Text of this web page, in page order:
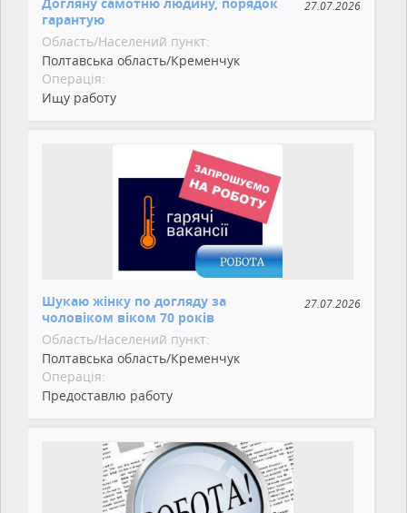
гарантую
27.07.2026
Область/Населений пункт:
Полтавська область/Кременчук
Операція:
Ищу работу
Шукаю жінку по догляду за
чоловіком віком 70 років
27.07.2026
Область/Населений пункт:
Полтавська область/Кременчук
Операція:
Предоставлю работу